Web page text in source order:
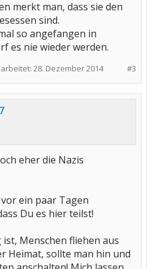
merkt man, dass sie den
sind.
so angefangen in
es nie wieder werden.
#3
28. Dezember 2014
eher die Nazis
ein paar Tagen
Du es hier teilst!
Menschen fliehen aus
Heimat, sollte man hin und